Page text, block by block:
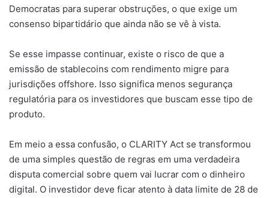
Democratas para superar obstruções, o que exige um
consenso bipartidário que ainda não se vê à vista.
Se esse impasse continuar, existe o risco de que a
emissão de stablecoins com rendimento migre para
jurisdições offshore. Isso significa menos segurança
regulatória para os investidores que buscam esse tipo de
produto.
Em meio a essa confusão, o CLARITY Act se transformou
de uma simples questão de regras em uma verdadeira
disputa comercial sobre quem vai lucrar com o dinheiro
digital. O investidor deve ficar atento à data limite de 28 de